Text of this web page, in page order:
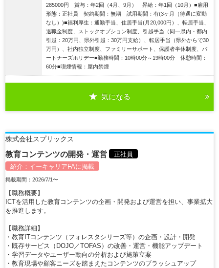
285000円 賞与：年2回（4月、9月） 昇給：年1回（10月）■雇用
形態：正社員 契約期間：無期 試用期間：有(3ヶ月（待遇に変動
なし）)■福利厚生：通勤手当、住居手当(月20,000円）、転居手当、
退職金制度、ストックオプション制度、引越手当（同一県内・都内
引越：20万円、県外引越：30万円支給）、転居手当（県外からで30
万円）、社内独立制度、ファミリーサポート、保護者半休制度、パ
ートナーズホリデー■勤務時間：10時00分～19時00分 休憩時間：
60分■喫煙情報：屋内禁煙
気になる
株式会社スプリックス
教育コンテンツの開発・運営
正社員
紹介： イーキャリアFAに掲載
掲載期間：2026/7/1〜
【職務概要】
ICTを活用した教育コンテンツの企画・開発および運営を担い、事業拡大
を推進します。
【職務詳細】
・教育ITコンテンツ（フォレスタシリーズ等）の企画・設計・開発
・既存サービス（DOJO／TOFAS）の改善・運営・機能アップデート
・学習データやユーザー動向の分析および施策立案
・教育現場や顧客ニーズを踏まえたコンテンツのブラッシュアップ